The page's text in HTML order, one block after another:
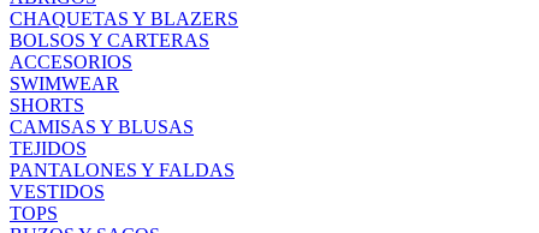
CHAQUETAS Y BLAZERS
BOLSOS Y CARTERAS
ACCESORIOS
SWIMWEAR
SHORTS
CAMISAS Y BLUSAS
TEJIDOS
PANTALONES Y FALDAS
VESTIDOS
TOPS